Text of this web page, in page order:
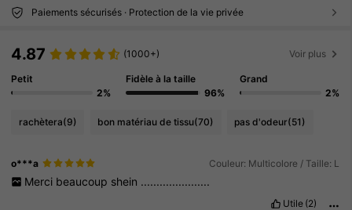
Paiements sécurisés · Protection de la vie privée
4.87 (1000+) Voir plus
Petit
2%
Fidèle à la taille
96%
Grand
2%
rachètera(9) bon matériau de tissu(70) pas d'odeur(51)
o***a Couleur: Multicolore / Taille: L
Merci beaucoup shein ......................
Utile (2)